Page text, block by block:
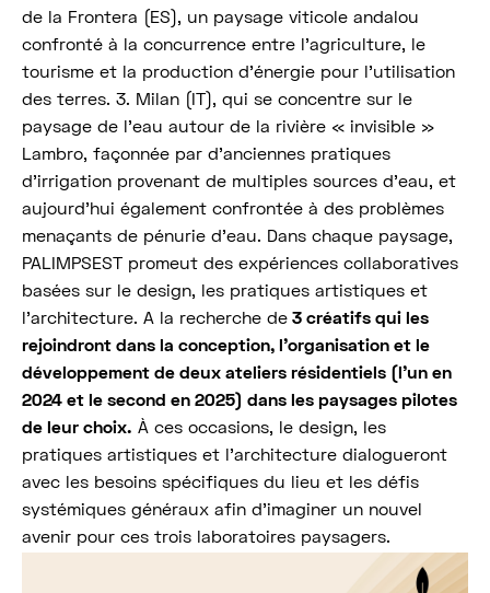
de la Frontera (ES), un paysage viticole andalou
confronté à la concurrence entre l’agriculture, le
tourisme et la production d’énergie pour l’utilisation
des terres. 3. Milan (IT), qui se concentre sur le
paysage de l’eau autour de la rivière « invisible »
Lambro, façonnée par d’anciennes pratiques
d’irrigation provenant de multiples sources d’eau, et
aujourd’hui également confrontée à des problèmes
menaçants de pénurie d’eau. Dans chaque paysage,
PALIMPSEST promeut des expériences collaboratives
basées sur le design, les pratiques artistiques et
l’architecture. A la recherche de 3 créatifs qui les
rejoindront dans la conception, l’organisation et le
développement de deux ateliers résidentiels (l’un en
2024 et le second en 2025) dans les paysages pilotes
de leur choix. À ces occasions, le design, les
pratiques artistiques et l’architecture dialogueront
avec les besoins spécifiques du lieu et les défis
systémiques généraux afin d’imaginer un nouvel
avenir pour ces trois laboratoires paysagers.